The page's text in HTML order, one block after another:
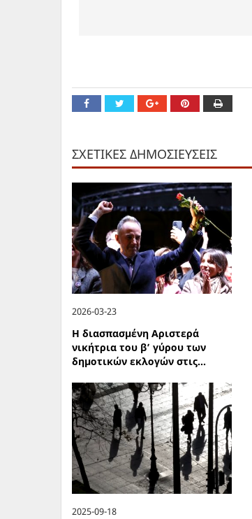
ΣΧΕΤΙΚΕΣ ΔΗΜΟΣΙΕΥΣΕΙΣ
2026-03-23
Η διασπασμένη Αριστερά
νικήτρια του β’ γύρου των
δημοτικών εκλογών στις...
2025-09-18